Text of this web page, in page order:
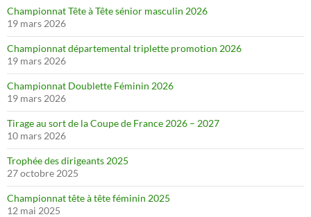
Championnat Tête à Tête sénior masculin 2026
19 mars 2026
Championnat départemental triplette promotion 2026
19 mars 2026
Championnat Doublette Féminin 2026
19 mars 2026
Tirage au sort de la Coupe de France 2026 – 2027
10 mars 2026
Trophée des dirigeants 2025
27 octobre 2025
Championnat tête à tête féminin 2025
12 mai 2025